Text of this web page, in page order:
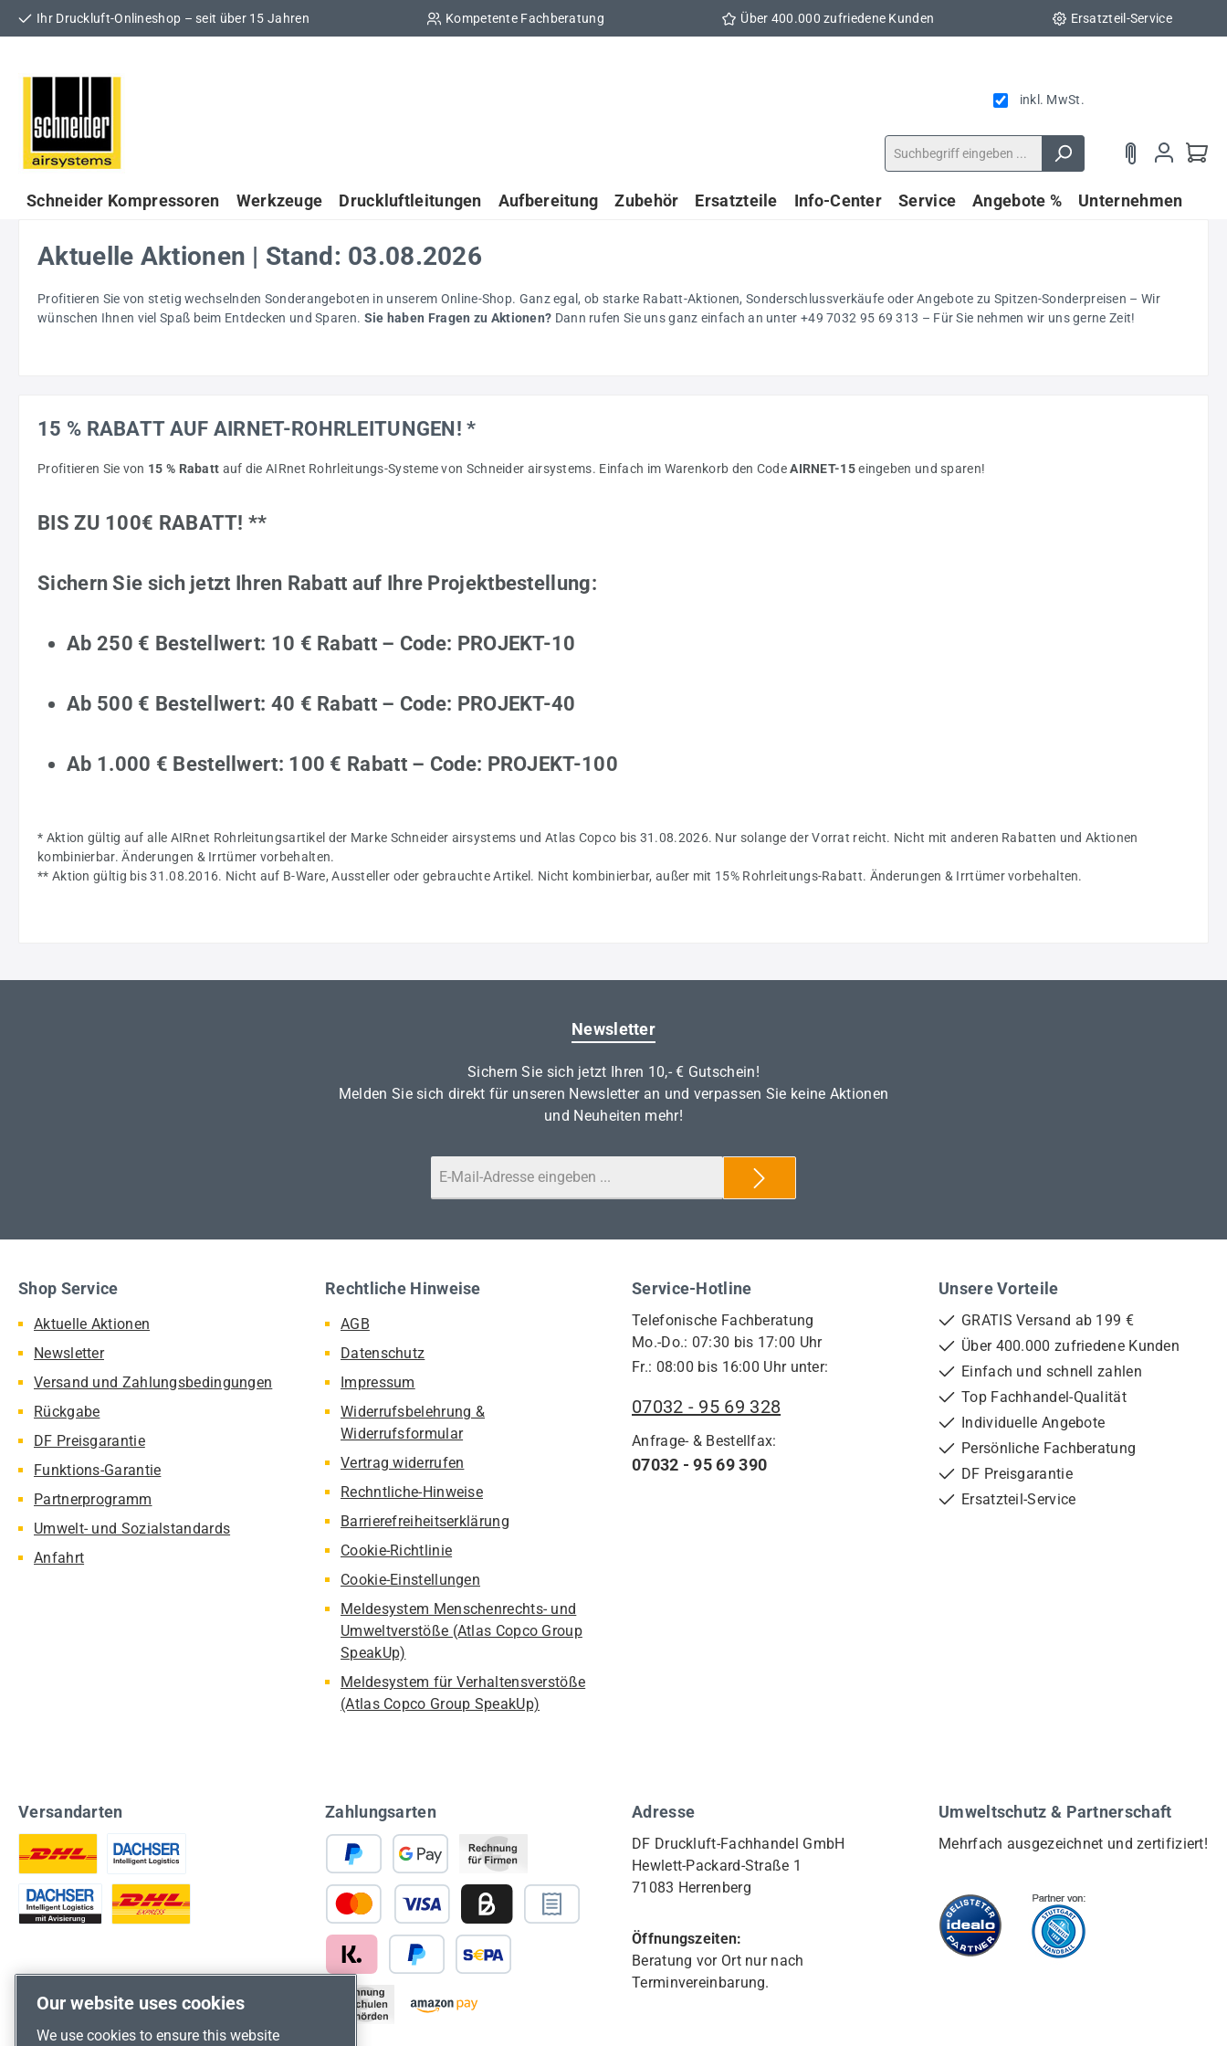
Hauptinhalt springen
Zur Suche springen
Zur Hauptnavigation springen
Ihr Druckluft-Onlineshop – seit über 15 Jahren Kompetente Fachberatung Über 400.000 zufriedene Kunden Ersatzteil-Service
inkl. MwSt.
Schneider Kompressoren Werkzeuge Druckluftleitungen Aufbereitung Zubehör Ersatzteile Info-Center Service Angebote % Unternehmen
Aktuelle Aktionen | Stand: 03.08.2026
Profitieren Sie von stetig wechselnden Sonderangeboten in unserem Online-Shop. Ganz egal, ob starke Rabatt-Aktionen, Sonderschlussverkäufe oder Angebote zu Spitzen-Sonderpreisen – Wir
wünschen Ihnen viel Spaß beim Entdecken und Sparen. Sie haben Fragen zu Aktionen? Dann rufen Sie uns ganz einfach an unter +49 7032 95 69 313 – Für Sie nehmen wir uns gerne Zeit!
15 % RABATT AUF AIRNET-ROHRLEITUNGEN! *
Profitieren Sie von 15 % Rabatt auf die AIRnet Rohrleitungs-Systeme von Schneider airsystems. Einfach im Warenkorb den Code AIRNET-15 eingeben und sparen!
BIS ZU 100€ RABATT! **
Sichern Sie sich jetzt Ihren Rabatt auf Ihre Projektbestellung:
Ab 250 € Bestellwert: 10 € Rabatt – Code: PROJEKT-10
Ab 500 € Bestellwert: 40 € Rabatt – Code: PROJEKT-40
Ab 1.000 € Bestellwert: 100 € Rabatt – Code: PROJEKT-100
* Aktion gültig auf alle AIRnet Rohrleitungsartikel der Marke Schneider airsystems und Atlas Copco bis 31.08.2026. Nur solange der Vorrat reicht. Nicht mit anderen Rabatten und Aktionen
kombinierbar. Änderungen & Irrtümer vorbehalten.
** Aktion gültig bis 31.08.2016. Nicht auf B-Ware, Aussteller oder gebrauchte Artikel. Nicht kombinierbar, außer mit 15% Rohrleitungs-Rabatt. Änderungen & Irrtümer vorbehalten.
Newsletter
Sichern Sie sich jetzt Ihren 10,- € Gutschein!
Melden Sie sich direkt für unseren Newsletter an und verpassen Sie keine Aktionen
und Neuheiten mehr!
Service-Hotline
Telefonische Fachberatung
Mo.-Do.: 07:30 bis 17:00 Uhr
Fr.: 08:00 bis 16:00 Uhr unter:
07032 - 95 69 328
Anfrage- & Bestellfax:
07032 - 95 69 390
Shop Service
Aktuelle Aktionen
Newsletter
Versand und Zahlungsbedingungen
Rückgabe
DF Preisgarantie
Funktions-Garantie
Partnerprogramm
Umwelt- und Sozialstandards
Anfahrt
Rechtliche Hinweise
AGB
Datenschutz
Impressum
Widerrufsbelehrung &
Widerrufsformular
Vertrag widerrufen
Rechntliche-Hinweise
Barrierefreiheitserklärung
Cookie-Richtlinie
Cookie-Einstellungen
Meldesystem Menschenrechts- und
Umweltverstöße (Atlas Copco Group
SpeakUp)
Meldesystem für Verhaltensverstöße
(Atlas Copco Group SpeakUp)
Unsere Vorteile
GRATIS Versand ab 199 €
Über 400.000 zufriedene Kunden
Einfach und schnell zahlen
Top Fachhandel-Qualität
Individuelle Angebote
Persönliche Fachberatung
DF Preisgarantie
Ersatzteil-Service
Versandarten Zahlungsarten Adresse
DF Druckluft-Fachhandel GmbH
Hewlett-Packard-Straße 1
71083 Herrenberg
Öffnungszeiten:
Beratung vor Ort nur nach
Terminvereinbarung.
Umweltschutz & Partnerschaft
Mehrfach ausgezeichnet und zertifiziert!
Our website uses cookies
We use cookies to ensure this website